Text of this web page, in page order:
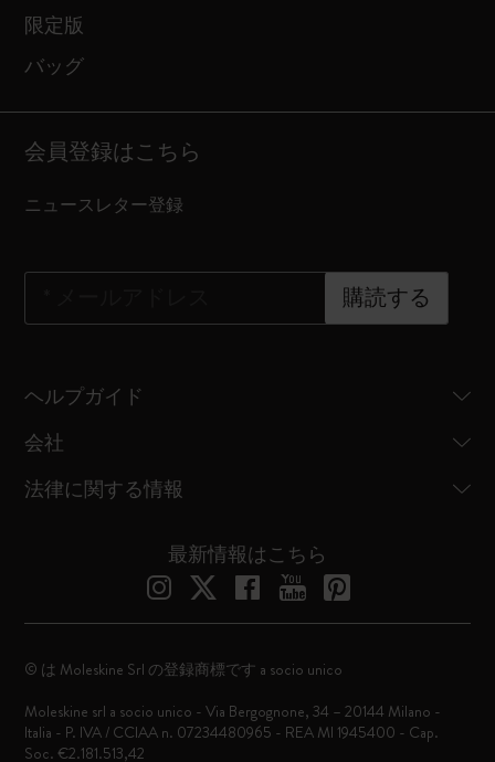
限定版
バッグ
会員登録はこちら
ニュースレター登録
購読する
ヘルプガイド
会社
法律に関する情報
最新情報はこちら
© は Moleskine Srl の登録商標です a socio unico
Moleskine srl a socio unico - Via Bergognone, 34 – 20144 Milano -
Italia - P. IVA / CCIAA n. 07234480965 - REA MI 1945400 - Cap.
Soc. €2.181.513,42